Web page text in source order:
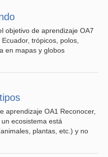
objetivo de aprendizaje OA7
trópicos, polos,
en mapas y globos
aprendizaje OA1 Reconocer,
ecosistema está
plantas, etc.) y no